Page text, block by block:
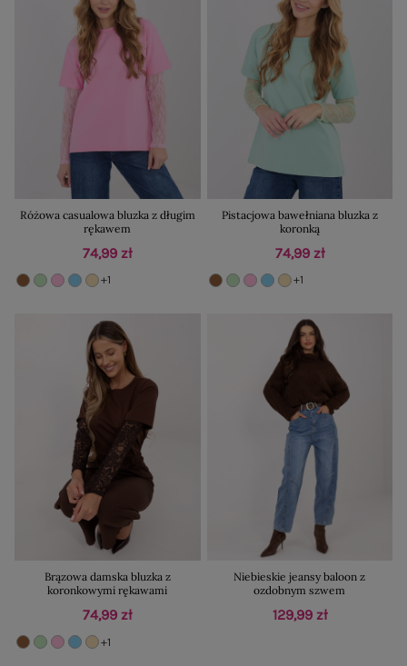
Różowa casualowa bluzka z długim
rękawem
74,99 zł
+1
Pistacjowa bawełniana bluzka z
koronką
74,99 zł
+1
Brązowa damska bluzka z
koronkowymi rękawami
74,99 zł
+1
Niebieskie jeansy baloon z
ozdobnym szwem
129,99 zł